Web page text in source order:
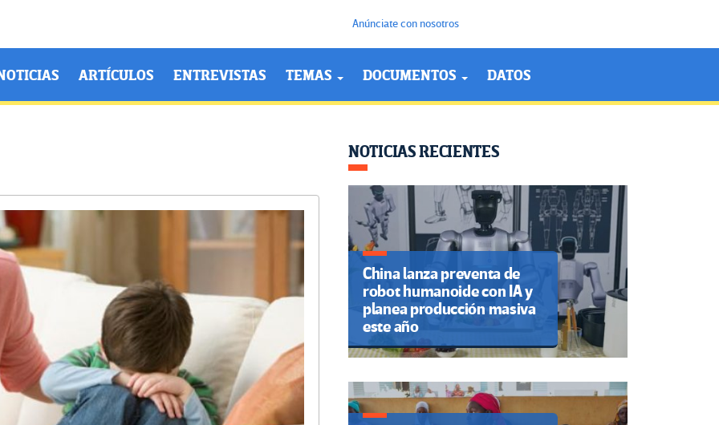
Anúnciate con nosotros
ARTÍCULOS ENTREVISTAS TEMAS DOCUMENTOS DATOS
NOTICIAS RECIENTES
China lanza preventa de
robot humanoide con IA y
planea producción masiva
este año